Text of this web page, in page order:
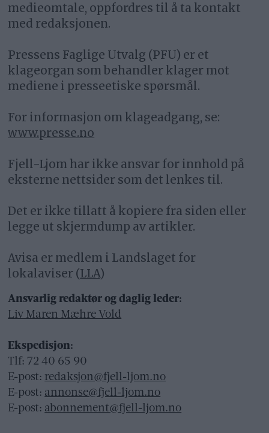
medieomtale, oppfordres til å ta kontakt
med redaksjonen.
Pressens Faglige Utvalg (PFU) er et
klageorgan som behandler klager mot
mediene i presseetiske spørsmål.
For informasjon om klageadgang, se:
www.presse.no
Fjell-Ljom har ikke ansvar for innhold på
eksterne nettsider som det lenkes til.
Det er ikke tillatt å kopiere fra siden eller
legge ut skjermdump av artikler.
Avisa er medlem i Landslaget for
lokalaviser (LLA)
Ansvarlig redaktør og daglig leder:
Liv Maren Mæhre Vold
Ekspedisjon:
Tlf: 72 40 65 90
E-post: redaksjon@fjell-ljom.no
E-post: annonse@fjell-ljom.no
E-post: abonnement@fjell-ljom.no